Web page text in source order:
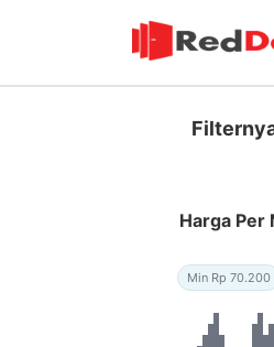
Harga Per
Min Rp 70.200